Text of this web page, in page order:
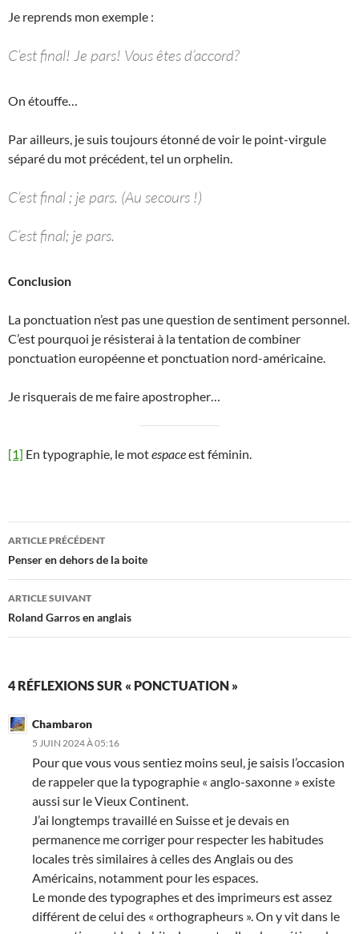
Je reprends mon exemple :
C’est final! Je pars! Vous êtes d’accord?
On étouffe…
Par ailleurs, je suis toujours étonné de voir le point-virgule
séparé du mot précédent, tel un orphelin.
C’est final ; je pars. (Au secours !)
C’est final; je pars.
Conclusion
La ponctuation n’est pas une question de sentiment personnel.
C’est pourquoi je résisterai à la tentation de combiner
ponctuation européenne et ponctuation nord-américaine.
Je risquerais de me faire apostropher…
[1] En typographie, le motespaceest féminin.
Navigation
des
articles
ARTICLE PRÉCÉDENT
Penser en dehors de la boite
ARTICLE SUIVANT
Roland Garros en anglais
4 RÉFLEXIONS SUR « PONCTUATION »
Chambaron
5 JUIN 2024 À 05:16
Pour que vous vous sentiez moins seul, je saisis l’occasion
de rappeler que la typographie « anglo-saxonne » existe
aussi sur le Vieux Continent.
J’ai longtemps travaillé en Suisse et je devais en
permanence me corriger pour respecter les habitudes
locales très similaires à celles des Anglais ou des
Américains, notamment pour les espaces.
Le monde des typographes et des imprimeurs est assez
différent de celui des « orthographeurs ». On y vit dans le